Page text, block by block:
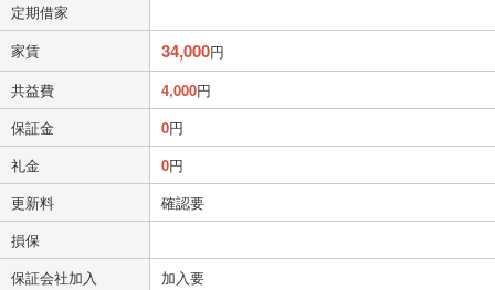
定期借家
家賃
34,000円
共益費
4,000円
保証金
0円
礼金
0円
更新料
確認要
損保
保証会社加入
加入要